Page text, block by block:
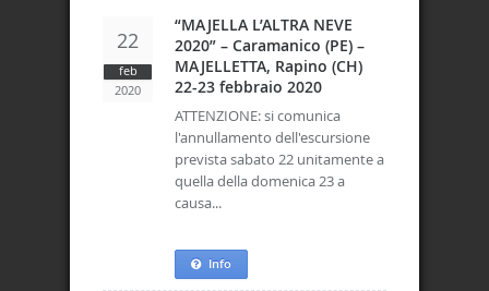
22
feb
2020
“MAJELLA L’ALTRA NEVE
2020” – Caramanico (PE) –
MAJELLETTA, Rapino (CH)
22-23 febbraio 2020
ATTENZIONE: si comunica
l'annullamento dell'escursione
prevista sabato 22 unitamente a
quella della domenica 23 a
causa...
Info